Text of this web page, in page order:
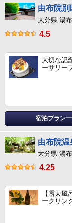
由布院
大分県 湯
4.5
大切な記
ーサリー
宿泊プラン
由布院
大分県 湯
4.25
【露天風
ークリン